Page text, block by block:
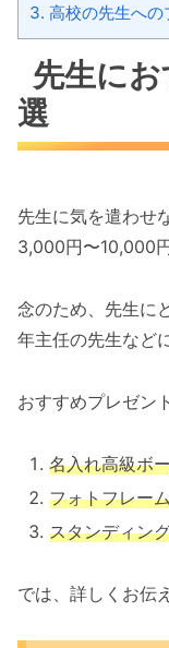
3. 高校の先生へ
先生に
選
先生に気を遣わせ
3,000円〜10,000
念のため、先生に
年主任の先生など
おすすめプレゼン
名入れ高級ボ
フォトフレー
スタンディン
では、詳しくお伝